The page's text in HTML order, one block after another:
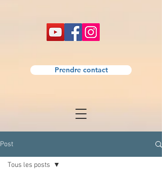
Prendre contact
Post
Tous les posts